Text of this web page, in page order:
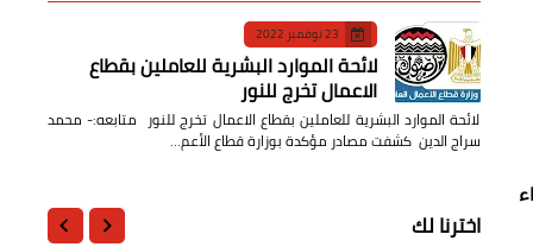
23 نوفمبر 2022
لائحة الموارد البشرية للعاملين بقطاع
الاعمال تخرج للنور
لائحة الموارد البشرية للعاملين بقطاع الاعمال تخرج للنور متابعه:- محمد
سراج الدين كشفت مصادر مؤكدة بوزارة قطاع الأعم…
اخترنا لك